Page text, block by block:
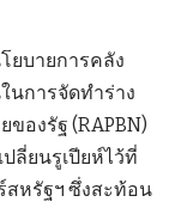
ยบายการคลัง
นการจัดทำร่าง
องรัฐ (RAPBN)
ลี่ยนรูเปียห์ไว้ที่
สหรัฐฯ ซึ่งสะท้อน